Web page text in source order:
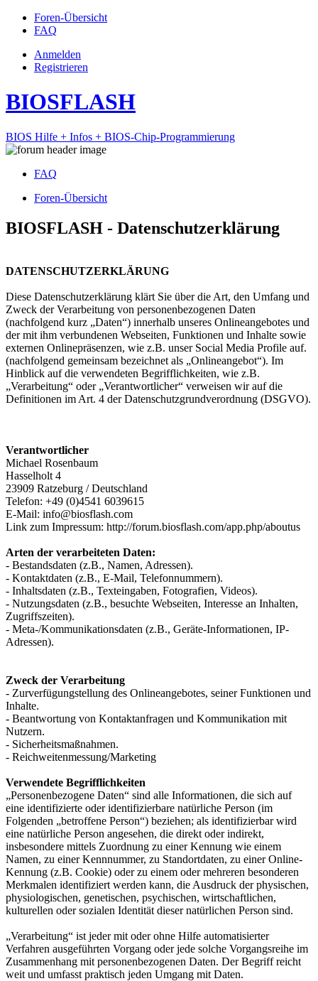
Foren-Übersicht
FAQ
Anmelden
Registrieren
BIOSFLASH
BIOS Hilfe + Infos + BIOS-Chip-Programmierung
FAQ
Foren-Übersicht
BIOSFLASH - Datenschutzerklärung
DATENSCHUTZERKLÄRUNG
Diese Datenschutzerklärung klärt Sie über die Art, den Umfang und
Zweck der Verarbeitung von personenbezogenen Daten
(nachfolgend kurz „Daten“) innerhalb unseres Onlineangebotes und
der mit ihm verbundenen Webseiten, Funktionen und Inhalte sowie
externen Onlinepräsenzen, wie z.B. unser Social Media Profile auf.
(nachfolgend gemeinsam bezeichnet als „Onlineangebot“). Im
Hinblick auf die verwendeten Begrifflichkeiten, wie z.B.
„Verarbeitung“ oder „Verantwortlicher“ verweisen wir auf die
Definitionen im Art. 4 der Datenschutzgrundverordnung (DSGVO).
Verantwortlicher
Michael Rosenbaum
Hasselholt 4
23909 Ratzeburg / Deutschland
Telefon: +49 (0)4541 6039615
E-Mail: info@biosflash.com
Link zum Impressum: http://forum.biosflash.com/app.php/aboutus
Arten der verarbeiteten Daten:
- Bestandsdaten (z.B., Namen, Adressen).
- Kontaktdaten (z.B., E-Mail, Telefonnummern).
- Inhaltsdaten (z.B., Texteingaben, Fotografien, Videos).
- Nutzungsdaten (z.B., besuchte Webseiten, Interesse an Inhalten,
Zugriffszeiten).
- Meta-/Kommunikationsdaten (z.B., Geräte-Informationen, IP-
Adressen).
Zweck der Verarbeitung
- Zurverfügungstellung des Onlineangebotes, seiner Funktionen und
Inhalte.
- Beantwortung von Kontaktanfragen und Kommunikation mit
Nutzern.
- Sicherheitsmaßnahmen.
- Reichweitenmessung/Marketing
Verwendete Begrifflichkeiten
„Personenbezogene Daten“ sind alle Informationen, die sich auf
eine identifizierte oder identifizierbare natürliche Person (im
Folgenden „betroffene Person“) beziehen; als identifizierbar wird
eine natürliche Person angesehen, die direkt oder indirekt,
insbesondere mittels Zuordnung zu einer Kennung wie einem
Namen, zu einer Kennnummer, zu Standortdaten, zu einer Online-
Kennung (z.B. Cookie) oder zu einem oder mehreren besonderen
Merkmalen identifiziert werden kann, die Ausdruck der physischen,
physiologischen, genetischen, psychischen, wirtschaftlichen,
kulturellen oder sozialen Identität dieser natürlichen Person sind.
„Verarbeitung“ ist jeder mit oder ohne Hilfe automatisierter
Verfahren ausgeführten Vorgang oder jede solche Vorgangsreihe im
Zusammenhang mit personenbezogenen Daten. Der Begriff reicht
weit und umfasst praktisch jeden Umgang mit Daten.